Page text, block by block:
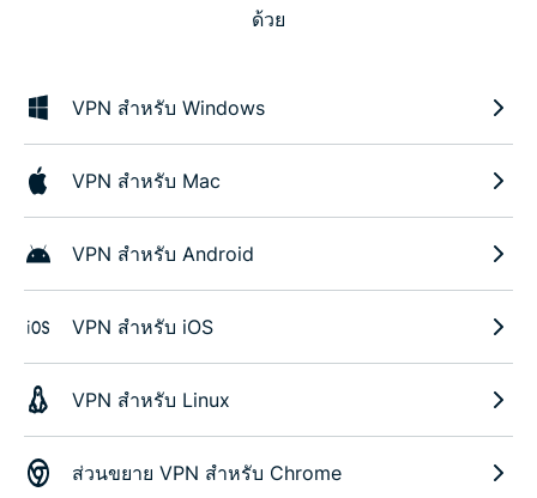
ด้วย
VPN สำหรับ Windows
VPN สำหรับ Mac
VPN สำหรับ Android
VPN สำหรับ iOS
VPN สำหรับ Linux
ส่วนขยาย VPN สำหรับ Chrome